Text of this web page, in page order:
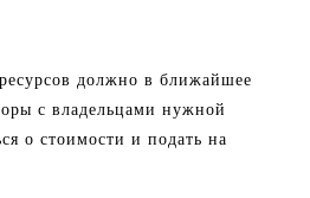
должно в ближайшее
с владельцами нужной
о стоимости и подать на